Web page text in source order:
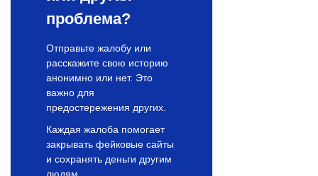
проблема?
Отправьте жалобу или
расскажите свою историю
анонимно или нет. Это
важно для
предостережения других.
Каждая жалоба помогает
закрывать фейковые сайты
и сохранять деньги другим